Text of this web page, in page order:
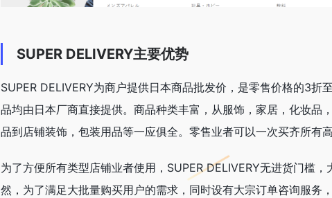
SUPER DELIVERY主要优势
SUPER DELIVERY为商户提供日本商品批发价，是零售价格的3折
品均由日本厂商直接提供。商品种类丰富，从服饰，家居，化妆品
品到店铺装饰，包装用品等一应俱全。零售业者可以一次买齐所有
为了方便所有类型店铺业者使用，SUPER DELIVERY无进货门槛
然，为了满足大批量购买用户的需求，同时设有大宗订单咨询服务